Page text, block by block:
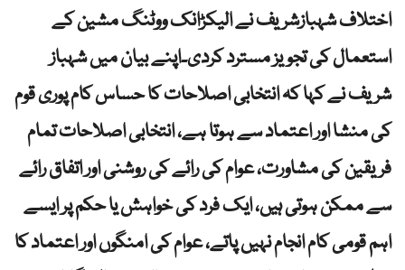
اختلاف شہبازشریف نے الیکڑانک ووٹنگ مشین کے
استعمال کی تجویز مسترد کردی۔اپنے بیان میں شہباز
شریف نے کہا کہ انتخابی اصلاحات کا حساس کام پوری قوم
کی منشا اور اعتماد سے ہوتا ہے، انتخابی اصلاحات تمام
فریقین کی مشاورت، عوام کی رائے کی روشنی اور اتفاق رائے
سے ممکن ہوتی ہیں، ایک فرد کی خواہش یا حکم پر ایسے
اہم قومی کام انجام نہیں پاتے، عوام کی امنگوں اور اعتماد کا